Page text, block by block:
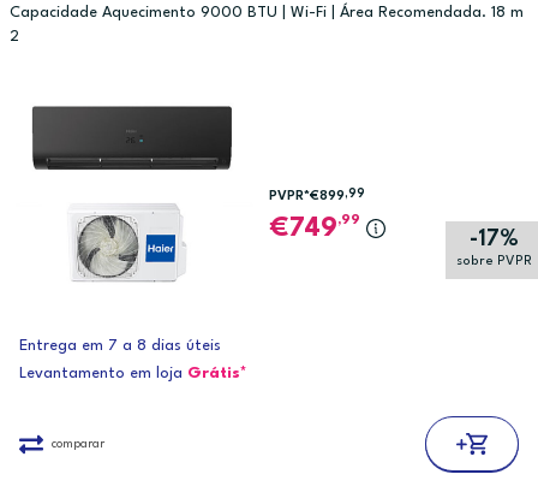
Capacidade Aquecimento 9000 BTU | Wi-Fi | Área Recomendada. 18 m
2
-17%
sobre PVPR
PVPR*€899,99
749,99
Entrega em 7 a 8 dias úteis
Levantamento em loja Grátis*
comparar